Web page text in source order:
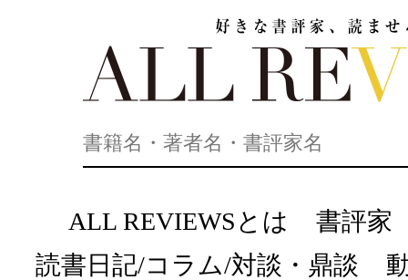
ALL REVIEWSとは
書評家
読書日記/コラム/対談・鼎談